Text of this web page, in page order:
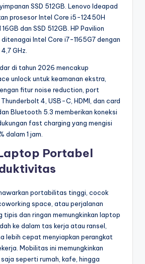
SSD 512GB. Lenovo Ideapad
prosesor Intel Core i5-12450H
dan SSD 512GB. HP Pavilion
Intel Core i7-1165G7 dengan
GHz.
di tahun 2026 mencakup
unlock untuk keamanan ekstra,
fitur noise reduction, port
4, USB-C, HDMI, dan card
Bluetooth 5.3 memberikan koneksi
fast charging yang mengisi
dalam 1 jam.
Portabel
portabilitas tinggi, cocok
space, atau perjalanan
tipis dan ringan memungkinkan laptop
ke dalam tas kerja atau ransel,
lebih cepat menyiapkan perangkat
Mobilitas ini memungkinkan
seperti rumah, kafe, hingga